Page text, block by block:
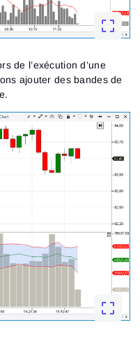
de l’exécution d’une
ajouter des bandes de